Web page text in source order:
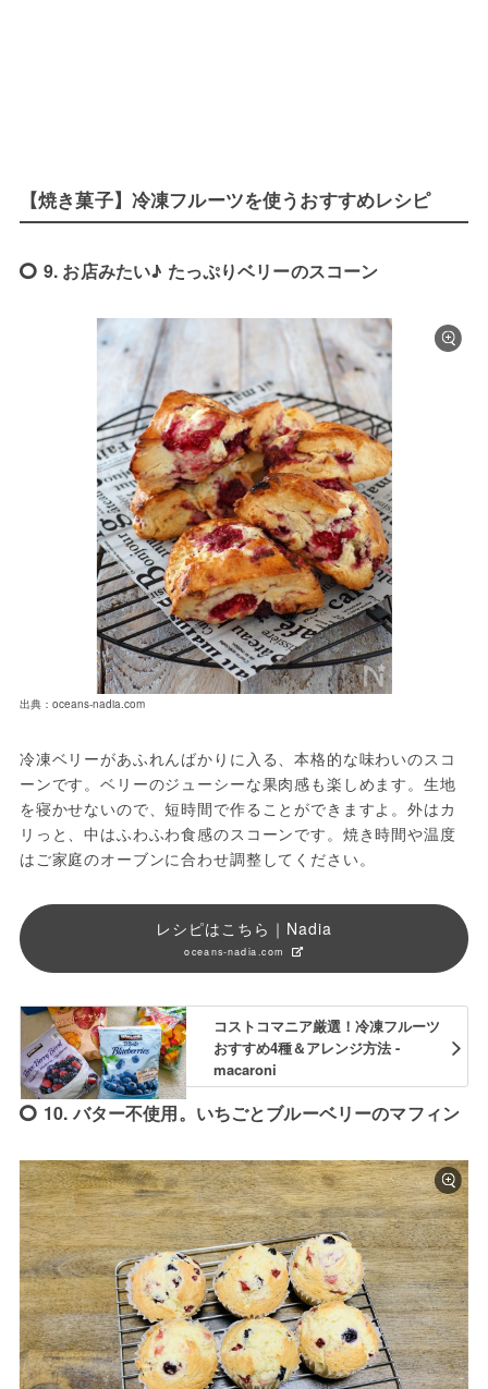
【焼き菓子】冷凍フルーツを使うおすすめレシピ
9. お店みたい♪ たっぷりベリーのスコーン
出典：oceans-nadia.com
冷凍ベリーがあふれんばかりに入る、本格的な味わいのスコ
ーンです。ベリーのジューシーな果肉感も楽しめます。生地
を寝かせないので、短時間で作ることができますよ。外はカ
リっと、中はふわふわ食感のスコーンです。焼き時間や温度
はご家庭のオーブンに合わせ調整してください。
レシピはこちら｜Nadia
oceans-nadia.com
コストコマニア厳選！冷凍フルーツ
おすすめ4種＆アレンジ方法 -
macaroni
10. バター不使用。いちごとブルーベリーのマフィン